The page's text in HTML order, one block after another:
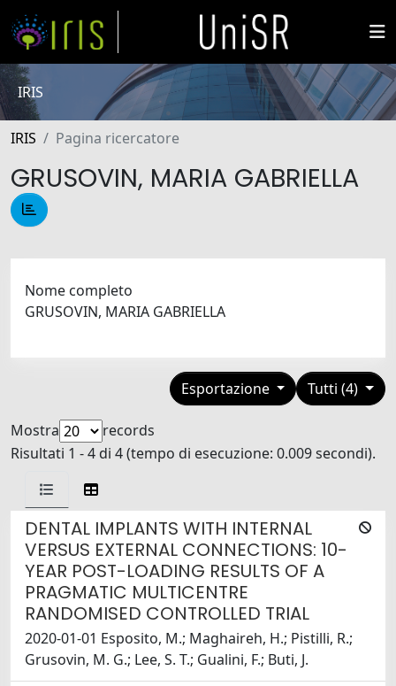
IRIS
IRIS Pagina ricercatore
GRUSOVIN, MARIA GABRIELLA
Nome completo
GRUSOVIN, MARIA GABRIELLA
Tutti (4)
Esportazione
Mostra
records
Risultati 1 - 4 di 4 (tempo di esecuzione: 0.009 secondi).
DENTAL IMPLANTS WITH INTERNAL
VERSUS EXTERNAL CONNECTIONS: 10-
YEAR POST-LOADING RESULTS OF A
PRAGMATIC MULTICENTRE
RANDOMISED CONTROLLED TRIAL
2020-01-01 Esposito, M.; Maghaireh, H.; Pistilli, R.;
Grusovin, M. G.; Lee, S. T.; Gualini, F.; Buti, J.